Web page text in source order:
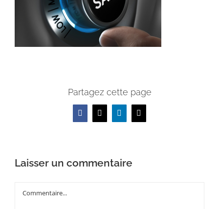
Partagez cette page
Facebook
X LinkedInEmail
Laisser un commentaire
Commentaire